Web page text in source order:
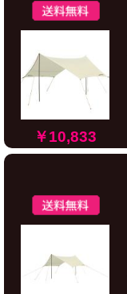
￥10,833